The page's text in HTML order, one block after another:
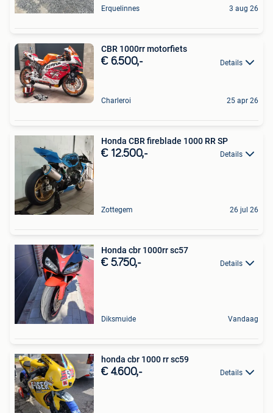
Erquelinnes 3 aug 26
CBR 1000rr motorfiets
€ 6.500,- Details
Charleroi 25 apr 26
Honda CBR fireblade 1000 RR SP
€ 12.500,- Details
Zottegem 26 jul 26
Honda cbr 1000rr sc57
€ 5.750,- Details
Diksmuide Vandaag
honda cbr 1000 rr sc59
€ 4.600,- Details